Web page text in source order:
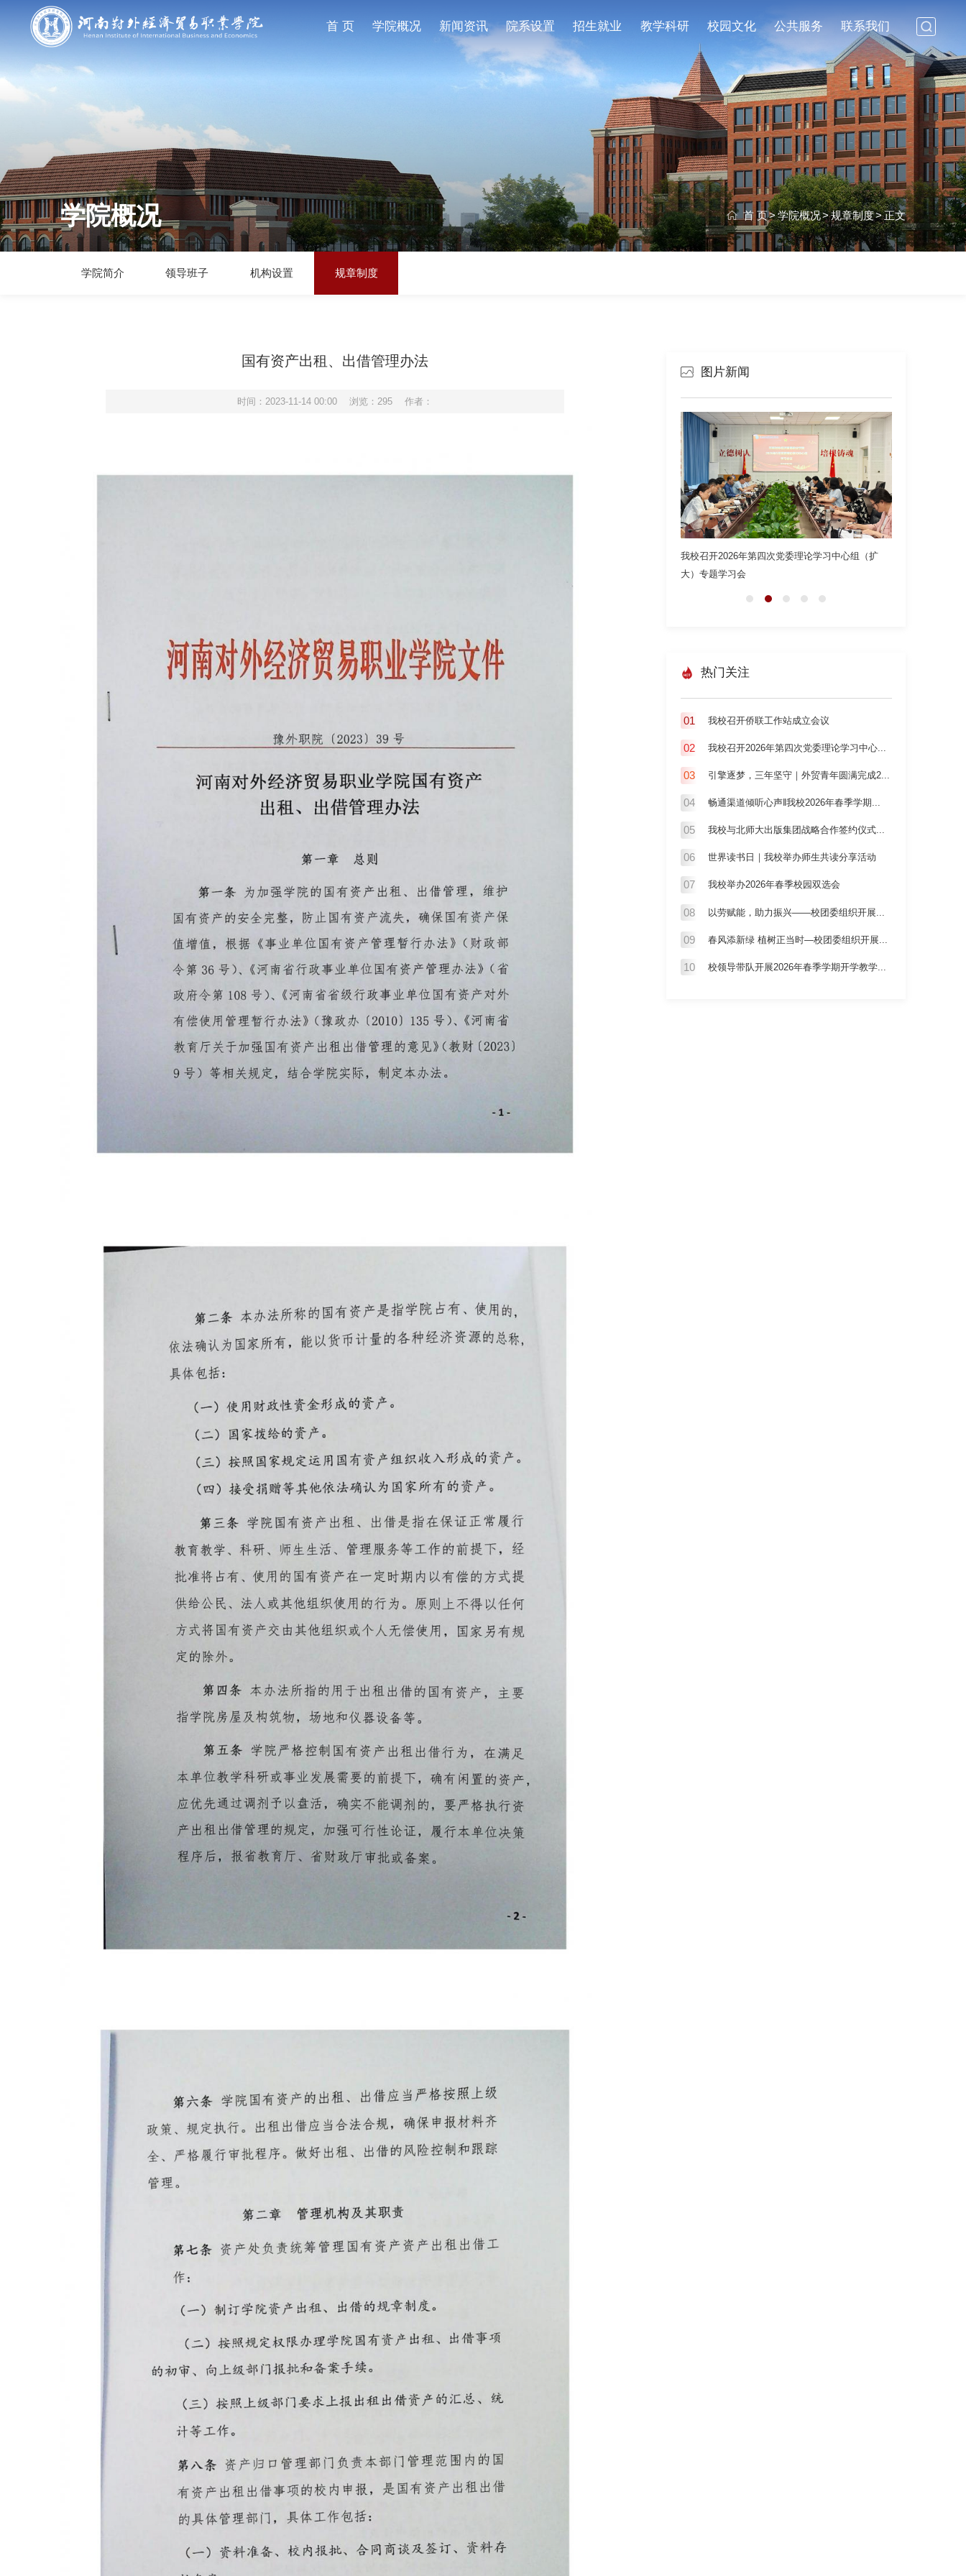
首 页 学院概况 新闻资讯 院系设置 招生就业 教学科研 校园文化 公共服务 联系我们
学院概况 首 页>学院概况>规章制度>正文
学院简介 领导班子 机构设置 规章制度
国有资产出租、出借管理办法
时间：2023-11-14 00:00 浏览：295 作者：
图片新闻
我校召开2026年第四次党委理论学习中心组（扩
引擎逐梦，三年坚守｜外贸青年圆满
热门关注
01 我校召开侨联工作站成立会议
02 我校召开2026年第四次党委理论学习中心...
03 引擎逐梦，三年坚守｜外贸青年圆满完成2...
04 畅通渠道倾听心声‖我校2026年春季学期...
05 我校与北师大出版集团战略合作签约仪式...
06 世界读书日｜我校举办师生共读分享活动
07 我校举办2026年春季校园双选会
08 以劳赋能，助力振兴——校团委组织开展...
09 春风添新绿 植树正当时—校团委组织开展...
10 校领导带队开展2026年春季学期开学教学...